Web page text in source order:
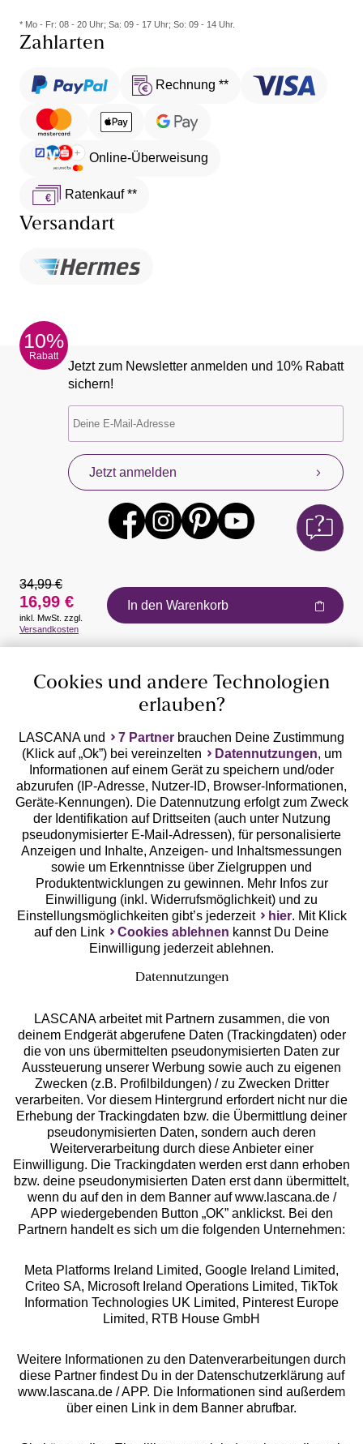
* Mo - Fr: 08 - 20 Uhr; Sa: 09 - 17 Uhr; So: 09 - 14 Uhr.
Zahlarten
Rechnung **
Online-Überweisung
Ratenkauf **
Versandart
10%
Rabatt
Jetzt zum Newsletter anmelden und 10% Rabatt
sichern!
Jetzt anmelden
Auszeichnungen
Geprüfte Sicherheit
Unsere Apps
Services
Beratung
Über uns
Rechtliches
Alle Preise inkl. MwSt., zzgl.
Versandkosten
** Bonität vorausgesetzt, berechtigt zur Bonitätsprüfung
34,99 €
16,99 €
inkl. MwSt. zzgl.
Versandkosten
In den Warenkorb
Cookies und andere Technologien
erlauben?
LASCANA und 7 Partner brauchen Deine Zustimmung
(Klick auf „Ok”) bei vereinzelten
Datennutzungen, um
Informationen auf einem Gerät zu speichern und/oder
abzurufen (IP-Adresse, Nutzer-ID, Browser-Informationen,
Geräte-Kennungen). Die Datennutzung erfolgt zum Zweck
der Identifikation auf Drittseiten (auch unter Nutzung
pseudonymisierter E-Mail-Adressen), für personalisierte
Anzeigen und Inhalte, Anzeigen- und Inhaltsmessungen
sowie um Erkenntnisse über Zielgruppen und
Produktentwicklungen zu gewinnen. Mehr Infos zur
Einwilligung (inkl. Widerrufsmöglichkeit) und zu
Einstellungsmöglichkeiten gibt’s jederzeit
hier. Mit Klick
auf den Link
Cookies ablehnen kannst Du Deine
Einwilligung jederzeit ablehnen.
Datennutzungen
LASCANA arbeitet mit Partnern zusammen, die von
deinem Endgerät abgerufene Daten (Trackingdaten) oder
die von uns übermittelten pseudonymisierten Daten zur
Aussteuerung unserer Werbung sowie auch zu eigenen
Zwecken (z.B. Profilbildungen) / zu Zwecken Dritter
verarbeiten. Vor diesem Hintergrund erfordert nicht nur die
Erhebung der Trackingdaten bzw. die Übermittlung deiner
pseudonymisierten Daten, sondern auch deren
Weiterverarbeitung durch diese Anbieter einer
Einwilligung. Die Trackingdaten werden erst dann erhoben
bzw. deine pseudonymisierten Daten erst dann übermittelt,
wenn du auf den in dem Banner auf www.lascana.de /
APP wiedergebenden Button „OK” anklickst. Bei den
Partnern handelt es sich um die folgenden Unternehmen:
Meta Platforms Ireland Limited, Google Ireland Limited,
Criteo SA, Microsoft Ireland Operations Limited, TikTok
Information Technologies UK Limited, Pinterest Europe
Limited, RTB House GmbH
Weitere Informationen zu den Datenverarbeitungen durch
diese Partner findest Du in der Datenschutzerklärung auf
www.lascana.de / APP. Die Informationen sind außerdem
über einen Link in dem Banner abrufbar.